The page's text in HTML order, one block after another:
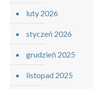
luty 2026
styczeń 2026
grudzień 2025
listopad 2025